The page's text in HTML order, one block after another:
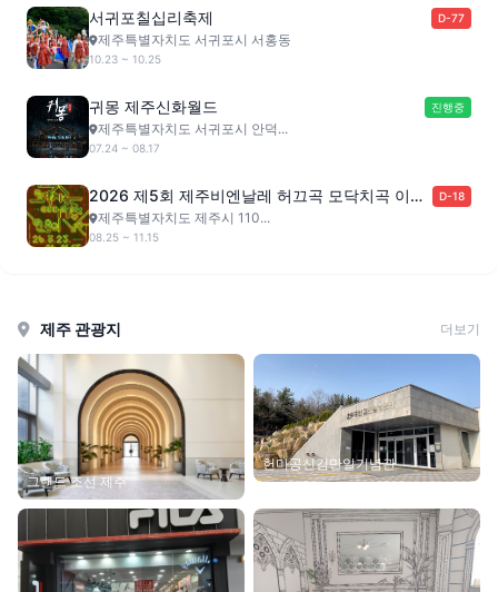
서귀포칠십리축제 D-77
제주특별자치도 서귀포시 서홍동
10.23 ~ 10.25
귀몽 제주신화월드 진행중
제주특별자치도 서귀포시 안덕...
07.24 ~ 08.17
2026 제5회 제주비엔날레 허끄곡 모닥치곡 이야
홍 : 변용의 기술
D-18
제주특별자치도 제주시 110...
08.25 ~ 11.15
제주 관광지 더보기
그랜드 조선 제주
헌마공신김만일기념관